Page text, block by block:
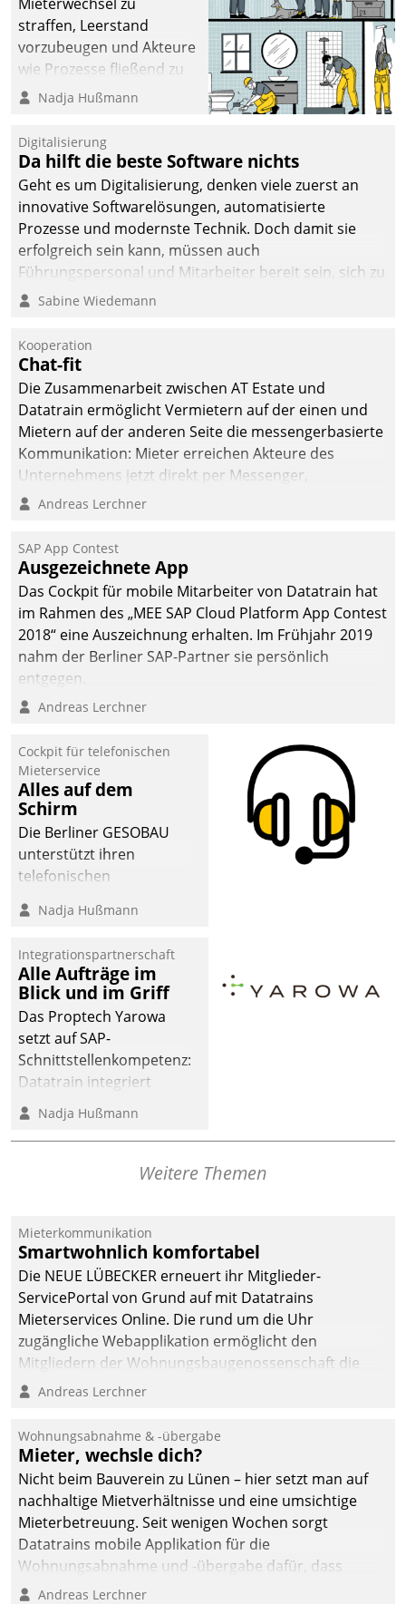
straffen, Leerstand
vorzubeugen und Akteure
wie Prozesse fließend zu
vernetzen, nutzt die
Jahresbeginn eine
Überblick, Einsicht und
Eingriff bietende Lösung.
Zur Entwicklung setzte
man auf
Cloudtechnologie,
bewährte und Startup-
agile Projektmethoden.
Nadja Hußmann
Digitalisierung
Da hilft die beste Software nichts
Geht es um Digitalisierung, denken viele zuerst an
innovative Softwarelösungen, automatisierte
Prozesse und modernste Technik. Doch damit sie
erfolgreich sein kann, müssen auch
Führungspersonal und Mitarbeiter bereit sein, sich zu
verändern und anzupassen, sonst werden sie an ihr
Sabine Wiedemann
Kooperation
Chat-fit
Die Zusammenarbeit zwischen AT Estate und
Datatrain ermöglicht Vermietern auf der einen und
Mietern auf der anderen Seite die messengerbasierte
Kommunikation: Mieter erreichen Akteure des
Unternehmens jetzt direkt per Messenger,
Mitarbeiter oder Dienstleister empfangen oder
Andreas Lerchner
SAP App Contest
Ausgezeichnete App
Das Cockpit für mobile Mitarbeiter von Datatrain hat
im Rahmen des „MEE SAP Cloud Platform App Contest
2018“ eine Auszeichnung erhalten. Im Frühjahr 2019
nahm der Berliner SAP-Partner sie persönlich
entgegen.
Andreas Lerchner
Cockpit für telefonischen
Mieterservice
Alles auf dem
Schirm
Die Berliner GESOBAU
unterstützt ihren
telefonischen
digitalen Cockpit, das
passende Fragen und
Schlagworte auswirft.
Eine intuitive
Dialogführung ermöglicht
dem externen
Serviceteam, Anrufe von
Mietenden zügiger und
effizienter zu bearbeiten.
Nadja Hußmann
Integrationspartnerschaft
Alle Aufträge im
Blick und im Griff
Das Proptech Yarowa
setzt auf SAP-
Schnittstellenkompetenz:
Datatrain integriert
Yarowas Portal zur
Vergabe und Verwaltung
von Aufträgen der
deutscher
Wohnungsunternehmen
– und beschleunigt damit
den Weg vom
Mieteranliegen zum
Dienstleisterauftrag.
Nadja Hußmann
Weitere Themen
Mieterkommunikation
Smartwohnlich komfortabel
Die NEUE LÜBECKER erneuert ihr Mitglieder-
ServicePortal von Grund auf mit Datatrains
Mieterservices Online. Die rund um die Uhr
zugängliche Webapplikation ermöglicht den
Mitgliedern der Wohnungs­bau­genossenschaft die
Kontaktaufnahme per Smartphone, Tablet oder PC.
Andreas Lerchner
Wohnungsabnahme & -übergabe
Mieter, wechsle dich?
Nicht beim Bauverein zu Lünen – hier setzt man auf
nachhaltige Mietverhältnisse und eine umsichtige
Mieterbetreuung. Seit wenigen Wochen sorgt
Datatrains mobile Applikation für die
Wohnungsabnahme und -übergabe dafür, dass
Mieter wohlgeordnet kommen und, so es sein muss,
Andreas Lerchner